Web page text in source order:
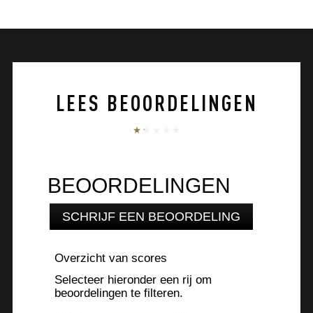
LEES BEOORDELINGEN
BEOORDELINGEN
SCHRIJF EEN BEOORDELING
Met
Overzicht van scores
Selecteer hieronder een rij om
beoordelingen te filteren.